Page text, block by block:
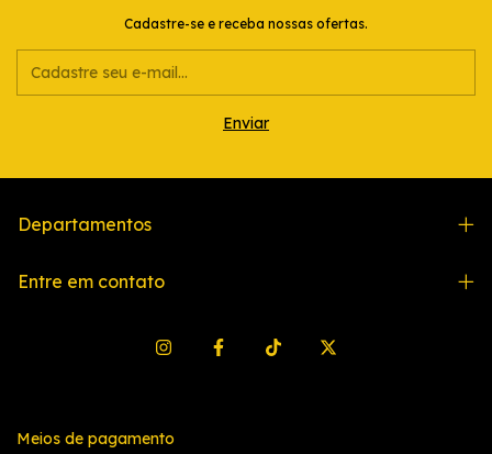
Cadastre-se e receba nossas ofertas.
Departamentos
Entre em contato
Meios de pagamento